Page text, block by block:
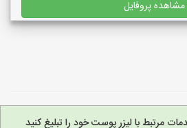
مشاهده پروفایل
مرتبط با لیزر پوست خود را تبلیغ کنید